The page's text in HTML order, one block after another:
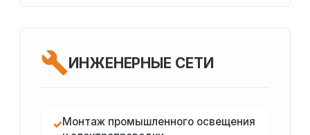
ИНЖЕНЕРНЫЕ СЕТИ
✓Монтаж промышленного освещения